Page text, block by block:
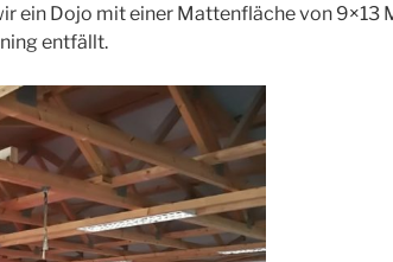
ein Dojo mit einer Mattenfläche von 9×13
entfällt.